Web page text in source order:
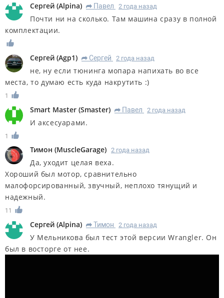
Сергей (Alpina) R Павел 2 года назад
Почти ни на сколько. Там машина сразу в полной
комплектации.
Сергей (Agp1) R Сергей 2 года назад
не, ну если тюнинга мопара напихать во все
места, то думаю есть куда накрутить :)
1
Smart Master (Smaster) R Павел 2 года назад
И аксесуарами.
1
Тимон (MuscleGarage) 2 года назад
Да, уходит целая веха.
Хороший был мотор, сравнительно
малофорсированный, звучный, неплохо тянущий и
надежный.
11
Сергей (Alpina) R Тимон 2 года назад
У Мельникова был тест этой версии Wrangler. Он
был в восторге от нее.